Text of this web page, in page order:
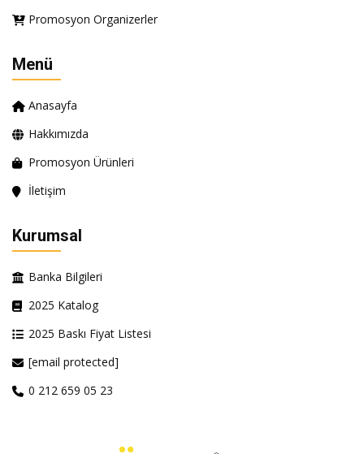
Promosyon Organizerler
Menü
Anasayfa
Hakkımızda
Promosyon Ürünleri
İletişim
Kurumsal
Banka Bilgileri
2025 Katalog
2025 Baskı Fiyat Listesi
[email protected]
0 212 659 05 23